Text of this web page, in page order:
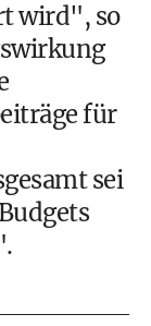
wird", so
für
sei